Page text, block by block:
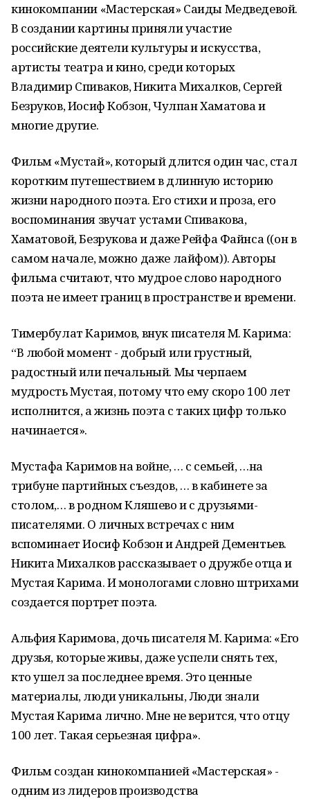
кинокомпании «Мастерская» Саиды Медведевой.
В создании картины приняли участие
российские деятели культуры и искусства,
артисты театра и кино, среди которых
Владимир Спиваков, Никита Михалков, Сергей
Безруков, Иосиф Кобзон, Чулпан Хаматова и
многие другие.
Фильм «Мустай», который длится один час, стал
коротким путешествием в длинную историю
жизни народного поэта. Его стихи и проза, его
воспоминания звучат устами Спивакова,
Хаматовой, Безрукова и даже Рейфа Файнса ((он в
самом начале, можно даже лайфом)). Авторы
фильма считают, что мудрое слово народного
поэта не имеет границ в пространстве и времени.
Тимербулат Каримов, внук писателя М. Карима:
“В любой момент - добрый или грустный,
радостный или печальный. Мы черпаем
мудрость Мустая, потому что ему скоро 100 лет
исполнится, а жизнь поэта с таких цифр только
начинается».
Мустафа Каримов на войне, … с семьей, …на
трибуне партийных съездов, … в кабинете за
столом,… в родном Кляшево и с друзьями-
писателями. О личных встречах с ним
вспоминает Иосиф Кобзон и Андрей Дементьев.
Никита Михалков рассказывает о дружбе отца и
Мустая Карима. И монологами словно штрихами
создается портрет поэта.
Альфия Каримова, дочь писателя М. Карима: «Его
друзья, которые живы, даже успели снять тех,
кто ушел за последнее время. Это ценные
материалы, люди уникальны, Люди знали
Мустая Карима лично. Мне не верится, что отцу
100 лет. Такая серьезная цифра».
Фильм создан кинокомпанией «Мастерская» -
одним из лидеров производства